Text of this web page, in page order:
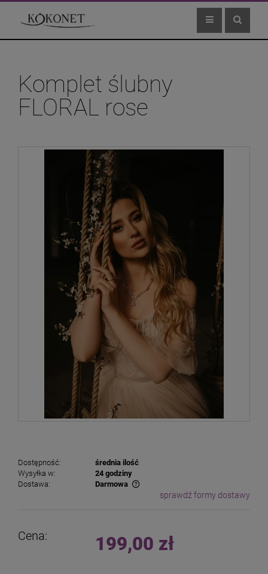
Komplet ślubny
FLORAL rose
Dostępność:
średnia ilość
Wysyłka w:
24 godziny
Dostawa:
Darmowa
Cena nie zawiera ewentualnych kosztów płatnościsprawdź formy dostawy
Cena: 199,00 zł